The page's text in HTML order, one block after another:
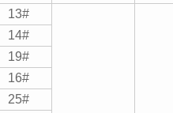
13#
14#
19#
16#
25#